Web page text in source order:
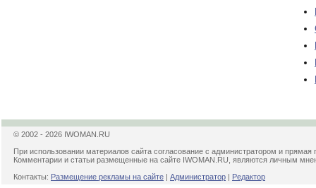
© 2002 - 2026 IWOMAN.RU
При использовании материалов сайта согласование с администратором и прямая
Комментарии и статьи размещенные на сайте IWOMAN.RU, являются личным
Контакты: Размещение рекламы на сайте | Администратор | Редактор